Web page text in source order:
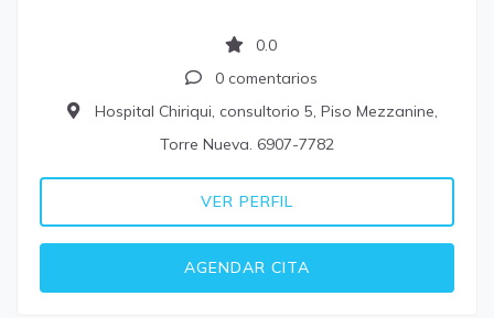
0.0
0 comentarios
Hospital Chiriqui, consultorio 5, Piso Mezzanine,
Torre Nueva. 6907-7782
VER PERFIL
AGENDAR CITA